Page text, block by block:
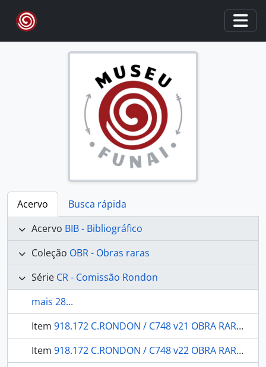
Skip to main content
Acervo
Busca rápida
Acervo BIB - Bibliográfico
Coleção OBR - Obras raras
Série CR - Comissão Rondon
mais 28...
Item 918.172 C.RONDON / C748 v21 OBRA RARA / 1907 - Relatório: apresentado pelo chefe da 1. Secção, Major de Engenharia Felix Fleury de Souza Amorim ao chefe da Comissão Major de Eng. Cândido Mariano da Silva Rondon.
Item 918.172 C.RONDON / C748 v22 OBRA RARA / 1915 - Zoologia / Molluscos: pelo prof. Dr. Hermann von Ihering.